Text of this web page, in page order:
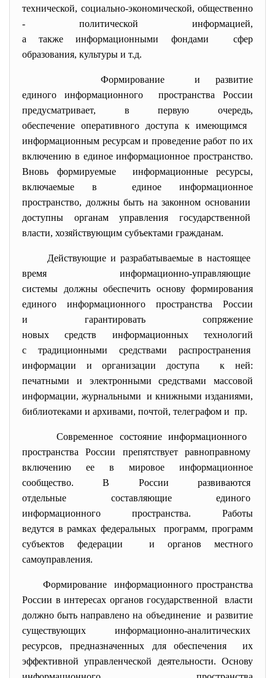
технической, социально-экономической, общественно
- политической информацией,
а также информационными фондами сфер
образования, культуры и т.д.
Формирование и развитие
единого информационного пространства России
предусматривает, в первую очередь,
обеспечение оперативного доступа к имеющимся
информационным ресурсам и проведение работ по их
включению в единое информационное пространство.
Вновь формируемые информационные ресурсы,
включаемые в единое информационное
пространство, должны быть на законном основании
доступны органам управления государственной
власти, хозяйствующим субъектами гражданам.
Действующие и разрабатываемые в настоящее
время информационно-управляющие
системы должны обеспечить основу формирования
единого информационного пространства России
и гарантировать сопряжение
новых средств информационных технологий
с традиционными средствами распространения
информации и организации доступа к ней:
печатными и электронными средствами массовой
информации, журнальными и книжными изданиями,
библиотеками и архивами, почтой, телеграфом и пр.
Современное состояние информационного
пространства России препятствует равноправному
включению ее в мировое информационное
сообщество. В России развиваются
отдельные составляющие единого
информационного пространства. Работы
ведутся в рамках федеральных программ, программ
субъектов федерации и органов местного
самоуправления.
Формирование информационного пространства
России в интересах органов государственной власти
должно быть направлено на объединение и развитие
существующих информационно-аналитических
ресурсов, предназначенных дляобеспечения их
эффективной управленческой деятельности. Основу